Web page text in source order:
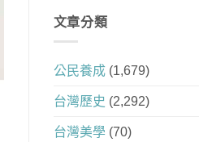
文章分類
公民養成(1,679)
台灣歷史 (2,292)
台灣美學(70)